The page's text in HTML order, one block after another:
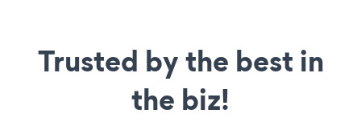
Trusted by the best in
the biz!